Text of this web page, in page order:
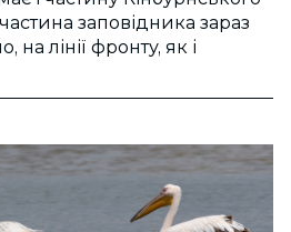
заповідника зараз
лінії фронту, як і